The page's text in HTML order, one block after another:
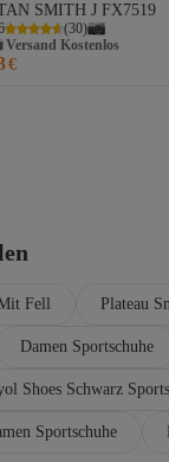
SMITH J FX7519
(30)
Versand Kostenlos
Gratis Versand
€
Fell Plateau
Damen Sportschuhe
Shoes Schwarz
Sportschuhe